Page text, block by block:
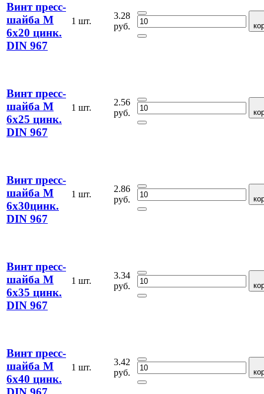
Винт пресс-
шайба М
6х20 цинк.
DIN 967
1 шт.
3.28
руб.
Винт пресс-
шайба М
6х25 цинк.
DIN 967
1 шт.
2.56
руб.
Винт пресс-
шайба М
6х30цинк.
DIN 967
1 шт.
2.86
руб.
Винт пресс-
шайба М
6х35 цинк.
DIN 967
1 шт.
3.34
руб.
Винт пресс-
шайба М
6х40 цинк.
1 шт.
3.42
руб.